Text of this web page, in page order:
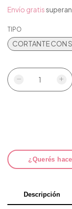
Envío gratis
TIPO
CORTANTE CON
¿Querés
Descripción